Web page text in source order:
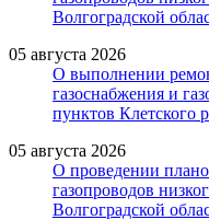
Волгоградской
05 августа 2026
О выполнении
газоснабжения и
пунктов Клетского
05 августа 2026
О проведении
газопроводов
Волгоградской